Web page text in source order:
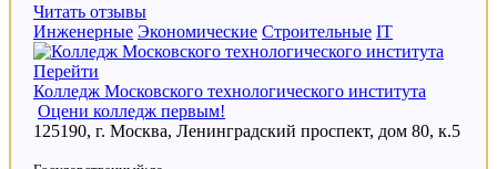
Читать отзывы
Инженерные Экономические Строительные IT
Перейти
Колледж Московского технологического института
Оцени колледж первым!
125190, г. Москва, Ленинградский проспект, дом 80, к.5